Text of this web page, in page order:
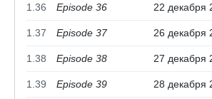
1.36 Episode 36 22 декабря
1.37 Episode 37 26 декабря
1.38 Episode 38 27 декабря
1.39 Episode 39 28 декабря